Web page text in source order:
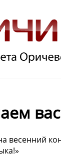
весенний